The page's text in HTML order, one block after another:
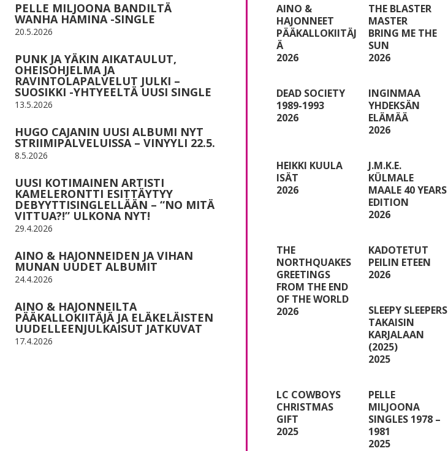
PELLE MILJOONA BANDILTÄ
WANHA HAMINA -SINGLE
20.5.2026
PUNK JA YÄKIN AIKATAULUT,
OHEISOHJELMA JA
RAVINTOLAPALVELUT JULKI –
SUOSIKKI -YHTYEELTÄ UUSI SINGLE
13.5.2026
HUGO CAJANIN UUSI ALBUMI NYT
STRIIMIPALVELUISSA – VINYYLI 22.5.
8.5.2026
UUSI KOTIMAINEN ARTISTI
KAMELERONTTI ESITTÄYTYY
DEBYYTTISINGLELLÄÄN – “NO MITÄ
VITTUA?!” ULKONA NYT!
29.4.2026
AINO & HAJONNEIDEN JA VIHAN
MUNAN UUDET ALBUMIT
24.4.2026
AINO & HAJONNEILTA
PÄÄKALLOKIITÄJÄ JA ELÄKELÄISTEN
UUDELLEENJULKAISUT JATKUVAT
17.4.2026
AINO &
HAJONNEET
PÄÄKALLOKIITÄJ
Ä
2026
THE BLASTER
MASTER
BRING ME THE
SUN
2026
DEAD SOCIETY
1989-1993
2026
INGINMAA
YHDEKSÄN
ELÄMÄÄ
2026
HEIKKI KUULA
ISÄT
2026
J.M.K.E.
KÜLMALE
MAALE 40 YEARS
EDITION
2026
THE
NORTHQUAKES
GREETINGS
FROM THE END
OF THE WORLD
2026
KADOTETUT
PEILIN ETEEN
2026
SLEEPY SLEEPERS
TAKAISIN
KARJALAAN
(2025)
2025
LC COWBOYS
CHRISTMAS
GIFT
2025
PELLE
MILJOONA
SINGLES 1978 –
1981
2025